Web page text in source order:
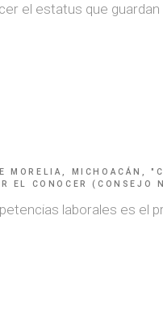
el estatus que
MORELIA, MICHOACÁN,
EL CONOCER
laborales es el